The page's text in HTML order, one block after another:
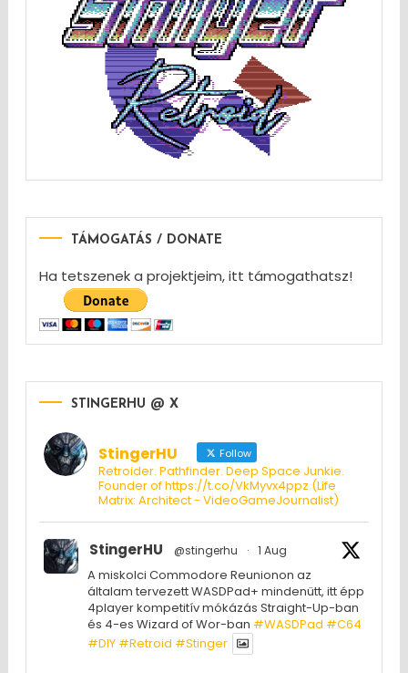
TÁMOGATÁS / DONATE
Ha tetszenek a projektjeim, itt támogathatsz!
STINGERHU @ X
StingerHU Follow
Retroider. Pathfinder. Deep Space Junkie.
Founder of https://t.co/VkMyvx4ppz (Life
Matrix: Architect - VideoGameJournalist)
StingerHU @stingerhu · 1 Aug
A miskolci Commodore Reunionon az
általam tervezett WASDPad+ mindenütt, itt épp
4player kompetitív mókázás Straight-Up-ban
és 4-es Wizard of Wor-ban #WASDPad #C64
#DIY #Retroid #Stinger